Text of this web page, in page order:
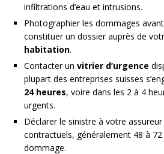
infiltrations d’eau et intrusions.
Photographier les dommages
constituer un dossier auprès de
habitation.
Contacter un vitrier d’urgence
plupart des entreprises suisses
24 heures, voire dans les 2 à 4
urgents.
Déclarer le sinistre à votre
contractuels, généralement 48 à
dommage.